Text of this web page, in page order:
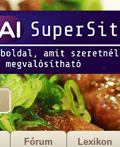
Fórum Lexikon